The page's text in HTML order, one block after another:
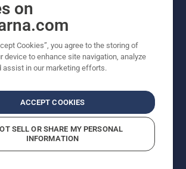
Husqvarna
de Denúncias
on
Cookies”, you agree to the storing of
device to enhance site navigation, analyze
assist in our marketing efforts.
ACCEPT COOKIES
SELL OR SHARE MY PERSONAL
INFORMATION